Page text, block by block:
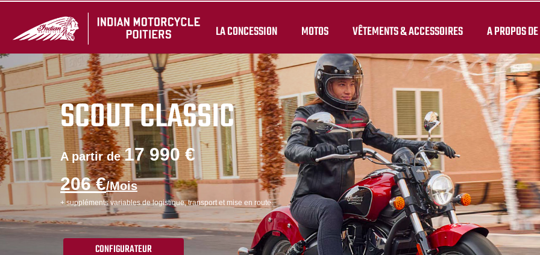
LA CONCESSION MOTOS VÊTEMENTS & ACCESSOIRES A PROPOS DE
SCOUT CLASSIC
A partir de17 990 €
206 €/Mois
+ suppléments variables de logistique, transport et mise en route.
CONFIGURATEUR